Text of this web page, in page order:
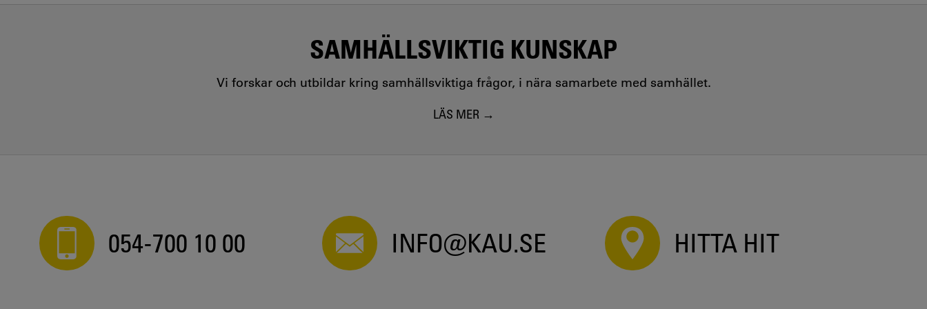
SAMHÄLLSVIKTIG KUNSKAP
Vi forskar och utbildar kring samhällsviktiga frågor, i nära samarbete med samhället.
LÄS MER
054-700 10 00 INFO@KAU.SE HITTA HIT